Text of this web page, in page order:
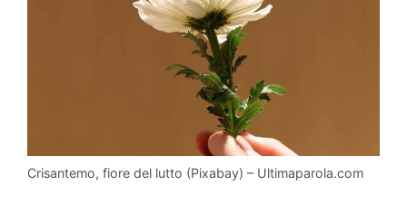
Crisantemo, fiore del lutto (Pixabay) – Ultimaparola.com